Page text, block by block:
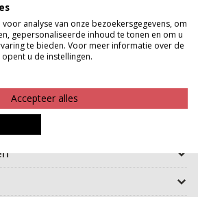
capri met vier knopen is een
capri kan je baggy dragen of je
kleiner en draagt het als een
de fijne stretch kwaliteit zit ie
analyse van onze bezoekersgegevens, om
gepersonaliseerde inhoud te tonen en om u
te bieden. Voor meer informatie over de
u de instellingen.
Accepteer alles